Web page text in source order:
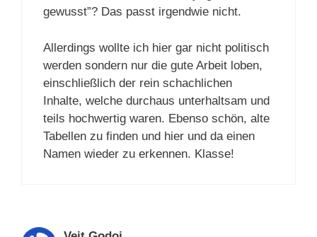
gewusst”? Das passt irgendwie nicht.
Allerdings wollte ich hier gar nicht politisch
werden sondern nur die gute Arbeit loben,
einschließlich der rein schachlichen
Inhalte, welche durchaus unterhaltsam und
teils hochwertig waren. Ebenso schön, alte
Tabellen zu finden und hier und da einen
Namen wieder zu erkennen. Klasse!